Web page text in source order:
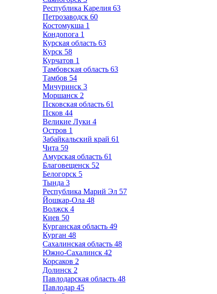
Республика Карелия 63
Петрозаводск 60
Костомукша 1
Кондопога 1
Курская область 63
Курск 58
Курчатов 1
Тамбовская область 63
Тамбов 54
Мичуринск 3
Моршанск 2
Псковская область 61
Псков 44
Великие Луки 4
Остров 1
Забайкальский край 61
Чита 59
Амурская область 61
Благовещенск 52
Белогорск 5
Тында 3
Республика Марий Эл 57
Йошкар-Ола 48
Волжск 4
Киев 50
Курганская область 49
Курган 48
Сахалинская область 48
Южно-Сахалинск 42
Корсаков 2
Долинск 2
Павлодарская область 48
Павлодар 45